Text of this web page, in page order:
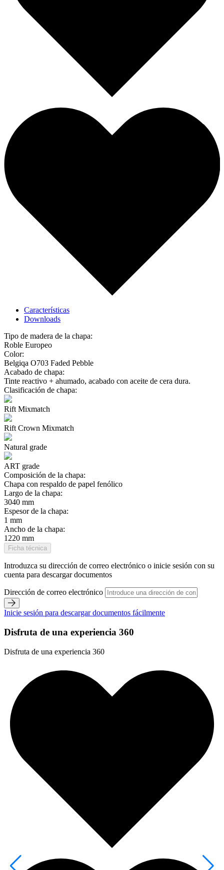
Características
Downloads
Tipo de madera de la chapa:
Roble Europeo
Color:
Belgiqa O703 Faded Pebble
Acabado de chapa:
Tinte reactivo + ahumado, acabado con aceite de cera dura.
Clasificación de chapa:
Rift Mixmatch
Rift Crown Mixmatch
Natural grade
ART grade
Composición de la chapa:
Chapa con respaldo de papel fenólico
Largo de la chapa:
3040 mm
Espesor de la chapa:
1 mm
Ancho de la chapa:
1220 mm
Ficha técnica
Introduzca su dirección de correo electrónico o inicie sesión con su
cuenta para descargar documentos
Dirección de correo electrónico
Inicie sesión para descargar documentos fácilmente
Disfruta de una experiencia 360
Disfruta de una experiencia 360